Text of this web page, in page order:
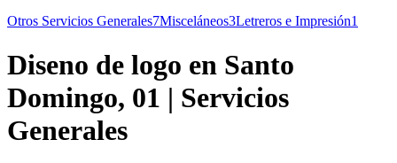
Otros Servicios Generales7Misceláneos3Letreros e Impresión1
Diseno de logo en Santo
Domingo, 01 | Servicios
Generales